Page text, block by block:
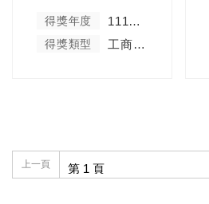
得獎年度 111學年度
得獎類型 工商菁英類
上一頁